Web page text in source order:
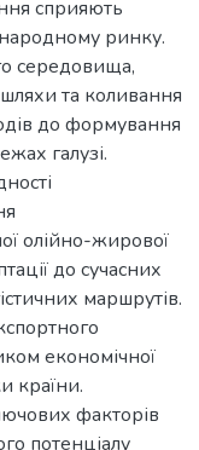
сприяють
ринку.
середовища,
шляхи та коливання
до формування
галузі.
олійно-жирової
до сучасних
маршрутів.
економічної
країни.
факторів
потенціалу